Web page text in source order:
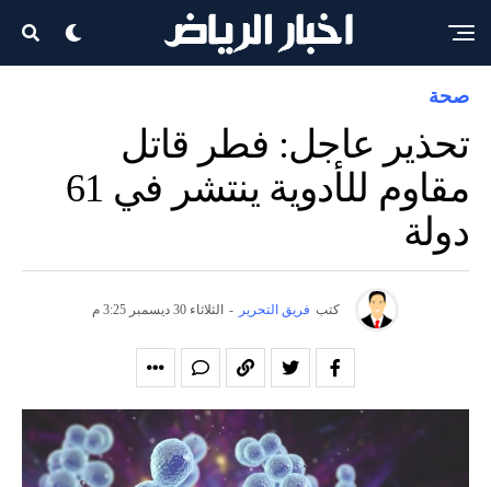
صحة
تحذير عاجل: فطر قاتل
مقاوم للأدوية ينتشر في 61
دولة
كتب فريق التحرير - الثلاثاء 30 ديسمبر 3:25 م